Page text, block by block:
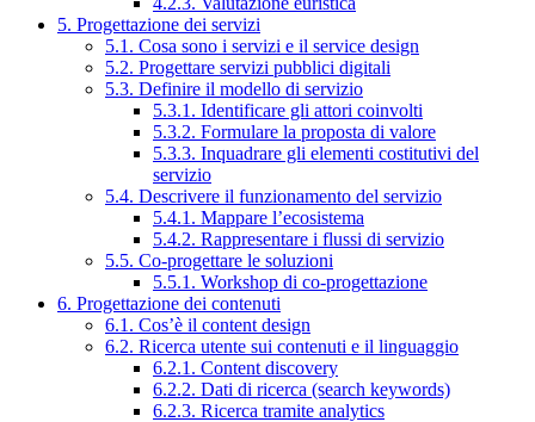
5. Progettazione dei servizi
5.1. Cosa sono i servizi e il service design
5.2. Progettare servizi pubblici digitali
5.3. Definire il modello di servizio
5.3.1. Identificare gli attori coinvolti
5.3.2. Formulare la proposta di valore
5.3.3. Inquadrare gli elementi costitutivi del
servizio
5.4. Descrivere il funzionamento del servizio
5.4.1. Mappare l’ecosistema
5.4.2. Rappresentare i flussi di servizio
5.5. Co-progettare le soluzioni
5.5.1. Workshop di co-progettazione
6. Progettazione dei contenuti
6.1. Cos’è il content design
6.2. Ricerca utente sui contenuti e il linguaggio
6.2.1. Content discovery
6.2.2. Dati di ricerca (search keywords)
6.2.3. Ricerca tramite analytics